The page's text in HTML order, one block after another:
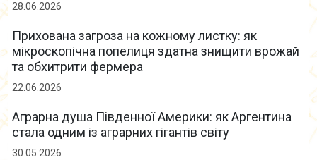
28.06.2026
Прихована загроза на кожному листку: як
мікроскопічна попелиця здатна знищити врожай
та обхитрити фермера
22.06.2026
Аграрна душа Південної Америки: як Аргентина
стала одним із аграрних гігантів світу
30.05.2026